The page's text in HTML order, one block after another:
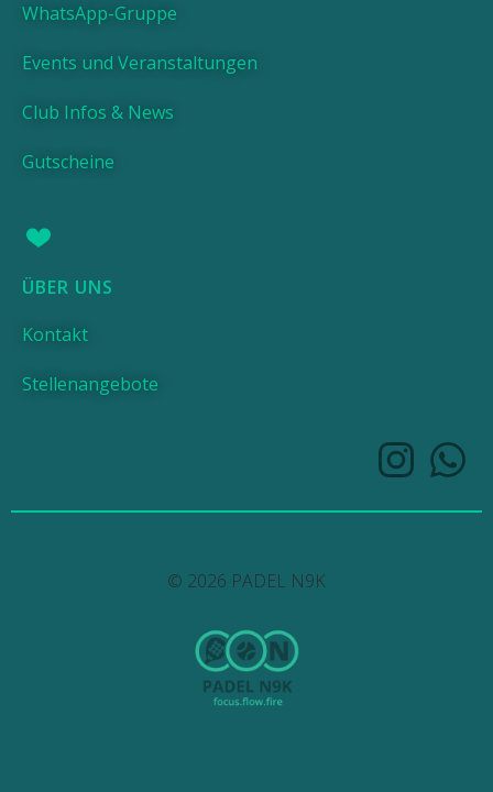
WhatsApp-Gruppe
Events und Veranstaltungen
Club Infos & News
Gutscheine
ÜBER UNS
Kontakt
Stellenangebote
© 2026 PADEL N9K